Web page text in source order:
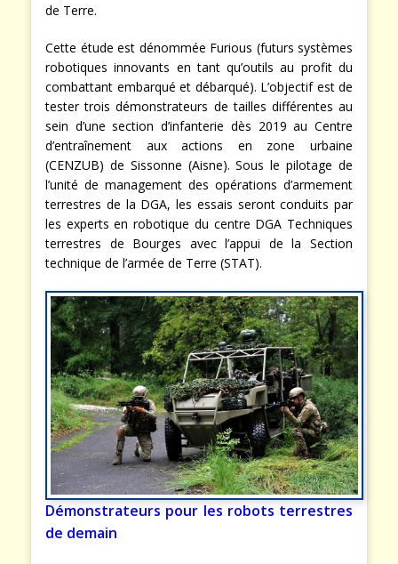
de Terre.
Cette étude est dénommée Furious (futurs systèmes
robotiques innovants en tant qu’outils au profit du
combattant embarqué et débarqué). L’objectif est de
tester trois démonstrateurs de tailles différentes au
sein d’une section d’infanterie dès 2019 au Centre
d’entraînement aux actions en zone urbaine
(CENZUB) de Sissonne (Aisne). Sous le pilotage de
l’unité de management des opérations d’armement
terrestres de la DGA, les essais seront conduits par
les experts en robotique du centre DGA Techniques
terrestres de Bourges avec l’appui de la Section
technique de l’armée de Terre (STAT).
Démonstrateurs pour les robots terrestres
de demain